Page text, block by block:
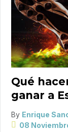
Qué
ganar a
By Enrique
08